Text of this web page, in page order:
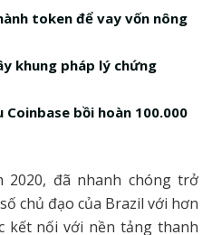
token để vay vốn nông
khung pháp lý chứng
Coinbase bồi hoàn 100.000
2020, đã nhanh chóng trở
chủ đạo của Brazil với hơn
kết nối với nền tảng thanh